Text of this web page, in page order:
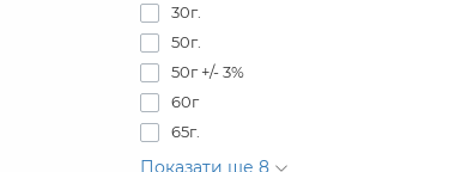
30г.
50г.
50г +/- 3%
60г
65г.
Показати ще 8